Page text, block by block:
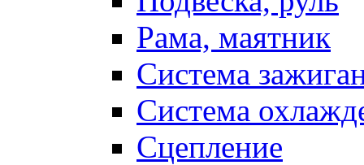
Рама, маятник
Система
Система
Сцепление